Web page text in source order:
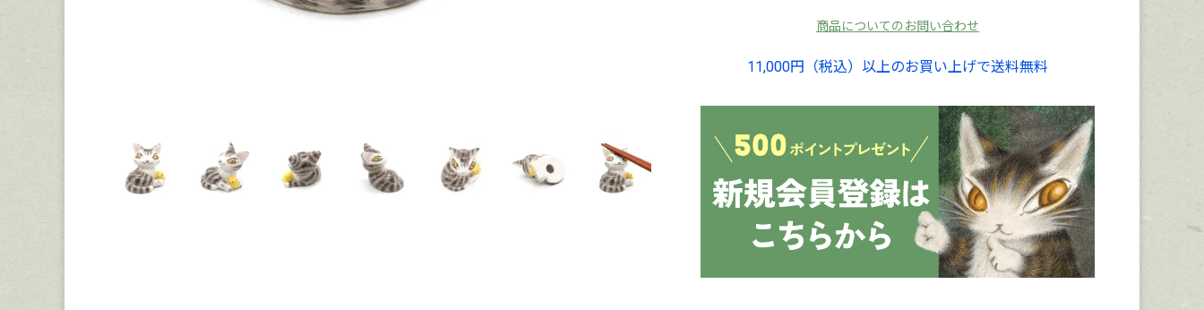
商品についてのお問い合わせ
11,000円（税込）以上のお買い上げで送料無料